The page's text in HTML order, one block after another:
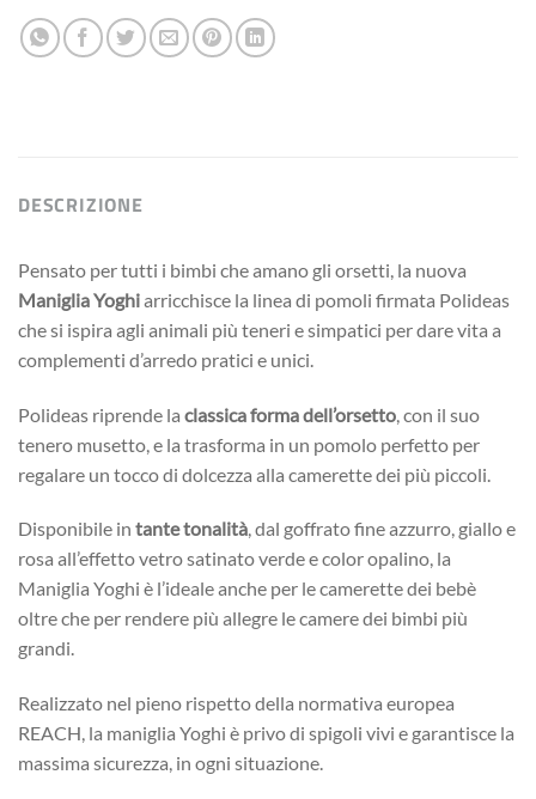
DESCRIZIONE
Pensato per tutti i bimbi che amano gli orsetti, la nuova
Maniglia Yoghiarricchisce la linea di pomoli firmata Polideas
che si ispira agli animali più teneri e simpatici per dare vita a
complementi d’arredo pratici e unici.
Polideas riprende la classica forma dell’orsetto , con il suo
tenero musetto, e la trasforma in un pomolo perfetto per
regalare un tocco di dolcezza alla camerette dei più piccoli.
Disponibile in tante tonalità, dal goffrato fine azzurro, giallo e
rosa all’effetto vetro satinato verde e color opalino, la
Maniglia Yoghi è l’ideale anche per le camerette dei bebè
oltre che per rendere più allegre le camere dei bimbi più
grandi.
Realizzato nel pieno rispetto della normativa europea
REACH, la maniglia Yoghi è privo di spigoli vivi e garantisce la
massima sicurezza, in ogni situazione.